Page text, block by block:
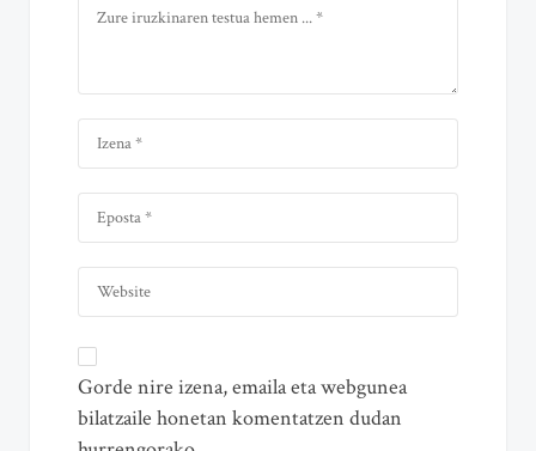
Gorde nire izena, emaila eta webgunea
bilatzaile honetan komentatzen dudan